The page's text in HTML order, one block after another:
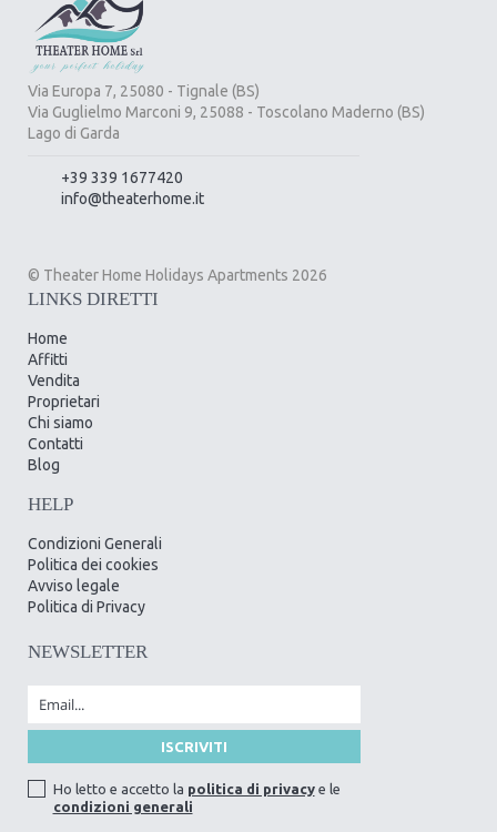
Via Europa 7, 25080 - Tignale (BS)
Via Guglielmo Marconi 9, 25088 - Toscolano Maderno (BS)
Lago di Garda
+39 339 1677420
info@theaterhome.it
© Theater Home Holidays Apartments 2026
LINKS DIRETTI
Home
Affitti
Vendita
Proprietari
Chi siamo
Contatti
Blog
HELP
Condizioni Generali
Politica dei cookies
Avviso legale
Politica di Privacy
NEWSLETTER
Ho letto e accetto la politica di privacye le
condizioni generali